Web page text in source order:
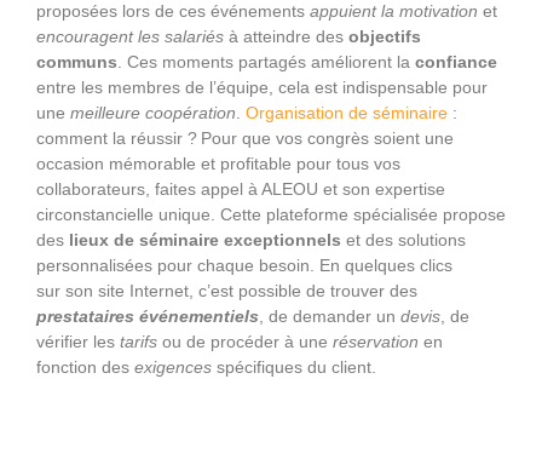
proposées lors de ces événements appuient la motivation et
encouragent les salariés à atteindre des objectifs
communs . Ces moments partagés améliorent la confiance
entre les membres de l’équipe, cela est indispensable pour
une meilleure coopération Organisation de séminaire :
comment la réussir ? Pour que vos congrès soient une
occasion mémorable et profitable pour tous vos
collaborateurs, faites appel à ALEOU et son expertise
circonstancielle unique. Cette plateforme spécialisée propose
des lieux de séminaire exceptionnels et des solutions
personnalisées pour chaque besoin. En quelques clics
sur son site Internet, c’est possible de trouver des
prestataires événementiels , de demander un devis , de
vérifier les tarifs ou de procéder à une réservation en
fonction des exigences spécifiques du client.